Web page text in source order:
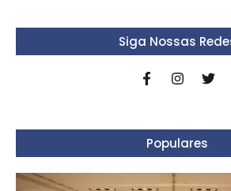
Siga Nossas
Populares